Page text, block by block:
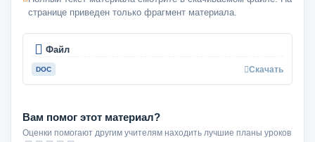
странице приведен только фрагмент материала.
Файл
DOC Скачать
Вам помог этот материал?
Оценки помогают другим учителям находить лучшие планы уроков